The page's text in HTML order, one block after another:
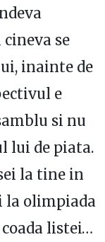
se
inainte de
e
si nu
lui de piata.
la tine in
la olimpiada
listei…